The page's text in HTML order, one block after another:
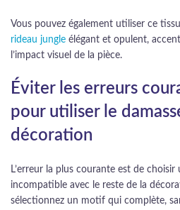
Vous pouvez également utiliser ce
rideau jungle élégant et opulent,
l’impact visuel de la pièce.
Éviter les erreurs
pour utiliser le
décoration
L’erreur la plus courante est de
incompatible avec le reste de la
sélectionnez un motif qui complète,